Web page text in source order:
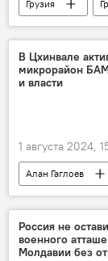
Грузия
Мнение
Южная Осетия
В Цхинвале
микрорайон
и власти
1 августа 2024,
Алан Гаглоев
Южная Осетия
Россия не
военного
Молдавии без